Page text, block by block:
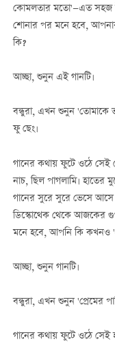
কোমলতার মতো'—এত সহজ
শোনার পর মনে হবে,
কি?
আচ্ছা, শুনুন এই গানটি।
বন্ধুরা, এখন শুনুন 'তোমাকে
ফু ছেং।
গানের কথায় ফুটে ওঠে সেই
নাচ, ছিল পাগলামি। হাতের
গানের সুরে সুরে ভেসে আসে
ডিস্কোথেক থেকে আজকের
মনে হবে, আপনি কি কখনও
আচ্ছা, শুনুন গানটি।
বন্ধুরা, এখন শুনুন 'প্রেমের
গানের কথায় ফুটে ওঠে সেই